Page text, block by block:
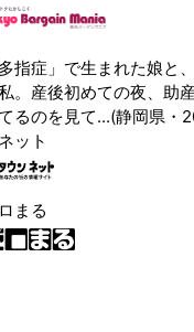
多指症」で生まれた娘と
。産後初めての夜、助
るのを見て...(静岡県・
ット
まる